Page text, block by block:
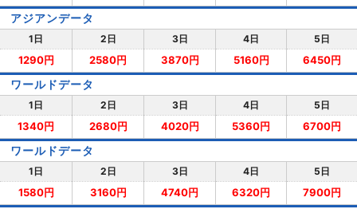
アジアンデータ
1日 2日 3日 4日 5日
1290円 2580円 3870円 5160円 6450円
ワールドデータ
1日 2日 3日 4日 5日
1340円 2680円 4020円 5360円 6700円
ワールドデータ
1日 2日 3日 4日 5日
1580円 3160円 4740円 6320円 7900円